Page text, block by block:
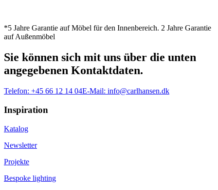
*5 Jahre Garantie auf Möbel für den Innenbereich. 2 Jahre Garantie
auf Außenmöbel
Sie können sich mit uns über die unten
angegebenen Kontaktdaten.
Telefon: +45 66 12 14 04E-Mail: info@carlhansen.dk
Inspiration
Katalog
Newsletter
Projekte
Bespoke lighting